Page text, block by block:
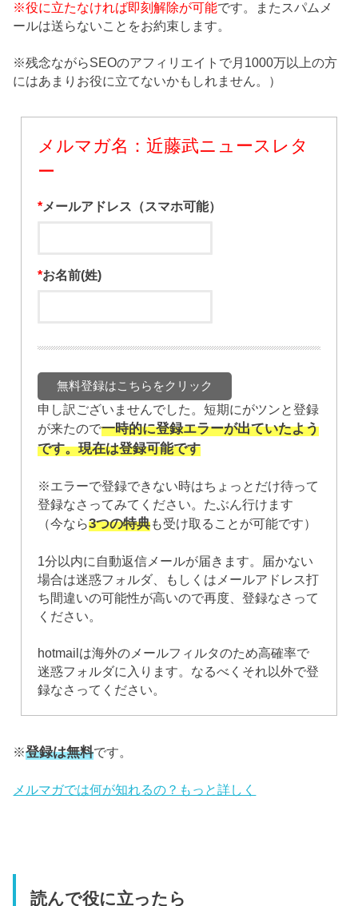
※役に立たなければ即刻解除が可能です。またスパムメ
ールは送らないことをお約束します。
※残念ながらSEOのアフィリエイトで月1000万以上の方
にはあまりお役に立てないかもしれません。）
メルマガ名：近藤武ニュースレタ
ー
*メールアドレス（スマホ可能）
*お名前(姓)
申し訳ございませんでした。短期にがツンと登録
が来たので一時的に登録エラーが出ていたよう
です。現在は登録可能です
※エラーで登録できない時はちょっとだけ待って
登録なさってみてください。たぶん行けます
（今なら3つの特典も受け取ることが可能です）
1分以内に自動返信メールが届きます。届かない
場合は迷惑フォルダ、もしくはメールアドレス打
ち間違いの可能性が高いので再度、登録なさって
ください。
hotmailは海外のメールフィルタのため高確率で
迷惑フォルダに入ります。なるべくそれ以外で登
録なさってください。
※登録は無料です。
メルマガでは何が知れるの？もっと詳しく
読んで役に立ったら